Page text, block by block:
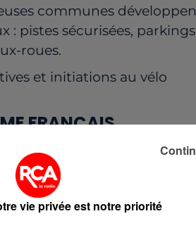
communes
: pistes sécurisées,
roues.
et initiations au vélo
FRANÇAIS
par leurs itinéraires
deMai à Vélo
vie privée est notre priorité